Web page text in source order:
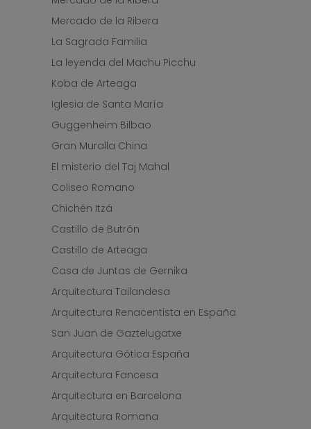
Mercado de la Ribera
La Sagrada Familia
La leyenda del Machu Picchu
Koba de Arteaga
Iglesia de Santa María
Guggenheim Bilbao
Gran Muralla China
El misterio del Taj Mahal
Coliseo Romano
Chichén Itzá
Castillo de Butrón
Castillo de Arteaga
Casa de Juntas de Gernika
Arquitectura Tailandesa
Arquitectura Renacentista en España
San Juan de Gaztelugatxe
Arquitectura Gótica España
Arquitectura Fancesa
Arquitectura en Barcelona
Arquitectura Romana